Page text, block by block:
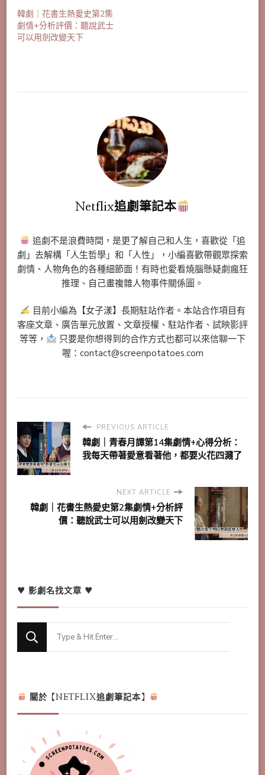
韓劇｜花書生熱愛史第2集
劇情+分析評價：聽說武士
可以用劍改變天下
Netflix追劇筆記本
追劇不是浪費時間，是更了解自己和人生，喜歡從「追
劇」去解構「人生哲學」和「人性」，小編喜歡帶觀眾探索
劇情、人物角色的各種細節面！有時也愛看燒腦懸疑劇瘋狂
推理、自己畫複雜人物事件關係圖。
目前小編為【女子漾】長期駐站作者。本站合作項目有
客座文章、廣告單元放置、文章授權、駐站作者、試映影評
等等，
只要是你想得到的合作方式也都可以來信聊一下
喔：contact@screenpotatoes.com
PREVIOUS ARTICLE
韓劇｜青春月譚第14集劇情+心得分析：
我每天帶著愛意看著他，都要火花四濺了
NEXT ARTICLE
韓劇｜花書生熱愛史第2集劇情+分析評
價：聽說武士可以用劍改變天下
♥ 影劇名找文章 ♥
Looking
關於【NETFLIX追劇筆記本】